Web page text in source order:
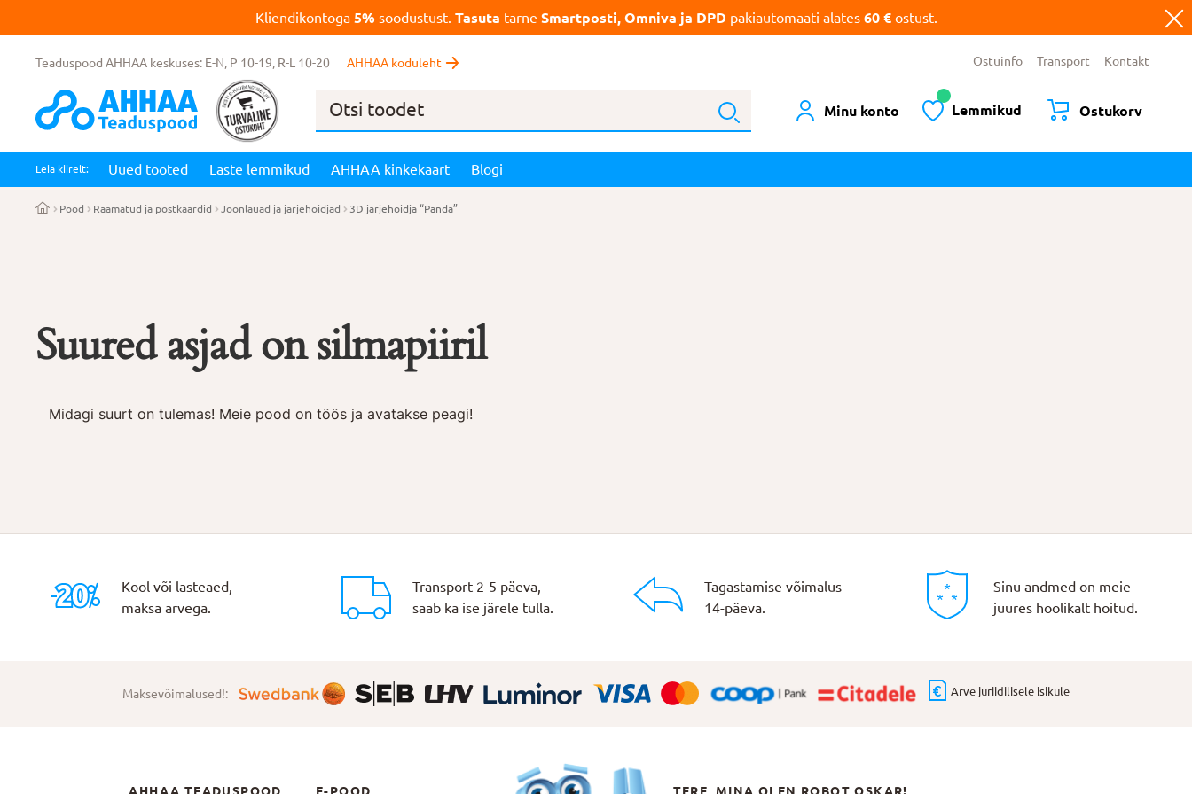
Kliendikontoga5% soodustust. Tasuta tarne Smartposti, Omniva ja DPD pakiautomaati alates 60 € ostust.
Teaduspood AHHAA keskuses: E-N, P 10-19, R-L 10-20 AHHAA koduleht Ostuinfo Transport Kontakt
Products
Minu konto Lemmikud Ostukorv
Leia kiirelt: Uued tooted Laste lemmikud AHHAA kinkekaart Blogi
Pood Raamatud ja postkaardid Joonlauad ja järjehoidjad 3D järjehoidja “Panda”
Suured asjad on silmapiiril
Midagi suurt on tulemas! Meie pood on töös ja avatakse peagi!
Kool või lasteaed,
maksa arvega.
Transport 2-5 päeva,
saab ka ise järele tulla.
Tagastamise võimalus
14-päeva.
Sinu andmed on meie
juures hoolikalt hoitud.
Maksevõimalused!: Arve juriidilisele isikule
AHHAA TEADUSPOOD E-POOD TERE, MINA OLEN ROBOT OSKAR!